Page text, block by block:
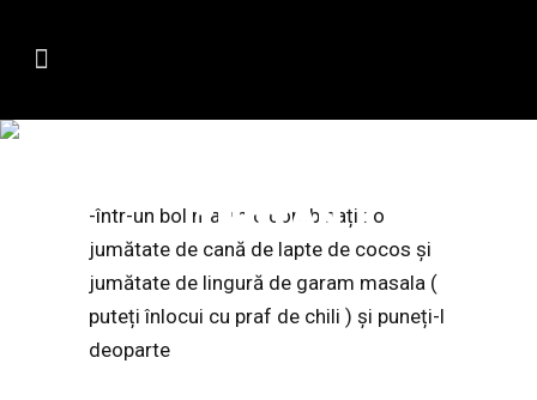
INDIAN
-într-un bol mai mic combinați : o
jumătate de cană de lapte de cocos și
jumătate de lingură de garam masala (
puteți înlocui cu praf de chili ) și puneți-l
deoparte